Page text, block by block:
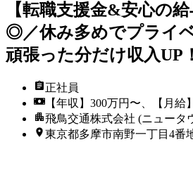
【転職支援金&安心の
◎／休み多めでプライ
頑張った分だけ収入UP！
正社員
【年収】300万円〜、【月給
飛鳥交通株式会社 (ニュータ
東京都多摩市南野一丁目4番